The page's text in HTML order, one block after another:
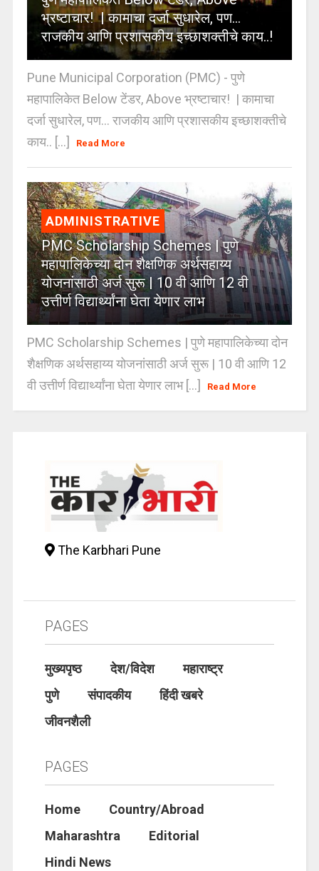
भ्रष्टाचार! | कामाचा दर्जा सुधारेल, पण…
राजकीय आणि प्रशासकीय इच्छाशक्तीचे काय..!
Pune Municipal Corporation (PMC) - पुणे
महापालिकेत Below टेंडर, Above भ्रष्टाचार! | कामाचा
दर्जा सुधारेल, पण… राजकीय आणि प्रशासकीय इच्छाशक्तीचे
काय.. [...]
Read More
ADMINISTRATIVE
PMC Scholarship Schemes | पुणे
महापालिकेच्या दोन शैक्षणिक अर्थसहाय्य
योजनांसाठी अर्ज सुरू | 10 वी आणि 12 वी
उत्तीर्ण विद्यार्थ्यांना घेता येणार लाभ
PMC Scholarship Schemes | पुणे महापालिकेच्या दोन
शैक्षणिक अर्थसहाय्य योजनांसाठी अर्ज सुरू | 10 वी आणि 12
वी उत्तीर्ण विद्यार्थ्यांना घेता येणार लाभ [...]
Read More
The Karbhari Pune
PAGES
मुख्यपृष्ठ देश/विदेश
महाराष्ट्र
पुणे
संपादकीय
हिंदी खबरे
जीवनशैली
PAGES
Home
Country/Abroad
Maharashtra
Editorial
Hindi News